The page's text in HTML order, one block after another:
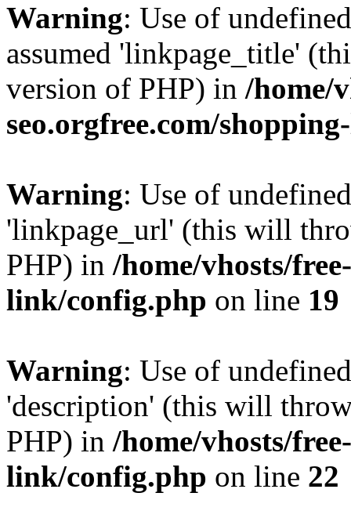
Warning: Use of
assumed 'linkpage_title'
version of PHP) in /home/
seo.orgfree.com/
Warning: Use of
'linkpage_url' (this will
PHP) in /home/vhosts/
link/config.php on line 19
Warning: Use of
'description' (this will
PHP) in /home/vhosts/
link/config.php on line 22